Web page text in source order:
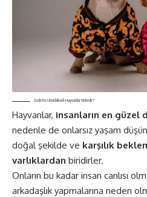
Evde Beslenebilecek Hayvanlar Nelerdir?
Hayvanlar, insanların en güzel
nedenle de onlarsız yaşam
doğal şekilde ve karşılık
varlıklardan biridirler.
Onların bu kadar insan canlısı
arkadaşlık yapmalarına neden